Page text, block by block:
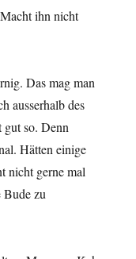
ihn nicht
Das mag man
ausserhalb des
gut so. Denn
Hätten einige
nicht gerne mal
Bude zu